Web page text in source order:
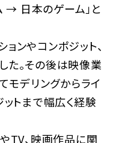
→ 日本のゲーム」と
ンやコンポジット、
た。その後は映像業
モデリングからライ
ットまで幅広く経験
TV、映画作品に関